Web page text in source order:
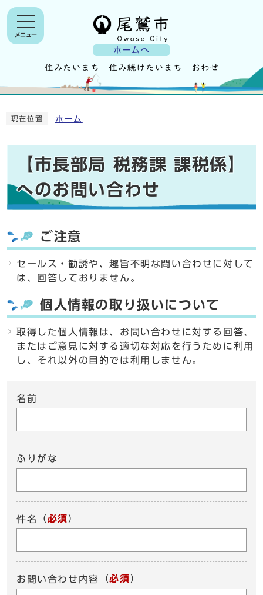
ホームへ
メニュー
現在位置 ホーム
【市長部局 税務課 課税係】
へのお問い合わせ
ご注意
セールス・勧誘や、趣旨不明な問い合わせに対して
は、回答しておりません。
個人情報の取り扱いについて
取得した個人情報は、お問い合わせに対する回答、
またはご意見に対する適切な対応を行うために利用
し、それ以外の目的では利用しません。
名前
ふりがな
件名 （必須）
お問い合わせ内容 （必須）